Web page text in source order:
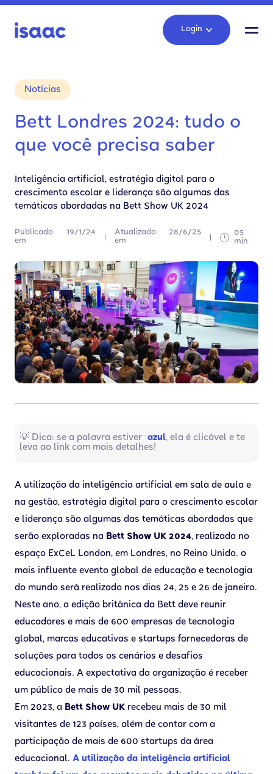
Login
Notícias
Bett Londres 2024: tudo o
que você precisa saber
Inteligência artificial, estratégia digital para o
crescimento escolar e liderança são algumas das
temáticas abordadas na Bett Show UK 2024
Publicado
em
19/1/24
Atualizado
em
28/6/25
05
min
💡 Dica: se a palavra estiver azul, ela é clicável e te
leva ao link com mais detalhes!
A utilização da inteligência artificial em sala de aula e
na gestão, estratégia digital para o crescimento escolar
e liderança são algumas das temáticas abordadas que
serão exploradas na Bett Show UK 2024, realizada no
espaço ExCeL London, em Londres, no Reino Unido. o
mais influente evento global de educação e tecnologia
do mundo será realizado nos dias 24, 25 e 26 de janeiro.
Neste ano, a edição britânica da Bett deve reunir
educadores e mais de 600 empresas de tecnologia
global, marcas educativas e startups fornecedoras de
soluções para todos os cenários e desafios
educacionais. A expectativa da organização é receber
um público de mais de 30 mil pessoas.
Em 2023, a Bett Show UK recebeu mais de 30 mil
visitantes de 123 países, além de contar com a
participação de mais de 600 startups da área
educacional. A utilização da inteligência artificial